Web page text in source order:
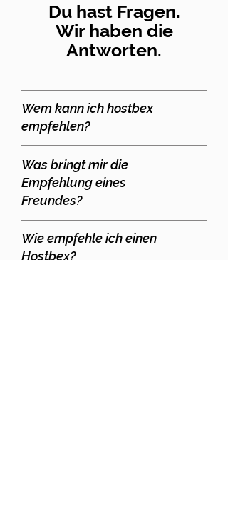
Du hast Fragen.
Wir haben die
Antworten.
Wem kann ich hostbex
empfehlen?
Was bringt mir die
Empfehlung eines
Freundes?
Wie empfehle ich einen
Hostbex?